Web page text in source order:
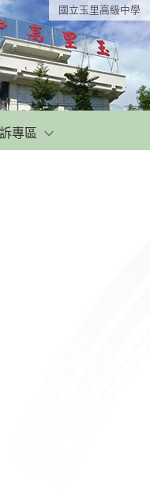
國立玉里高級中學
專區